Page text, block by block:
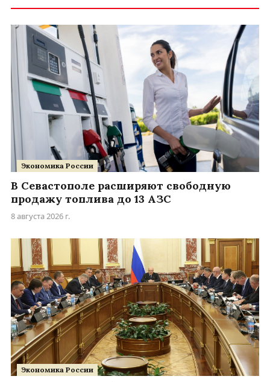
Экономика России
В Севастополе расширяют свободную
продажу топлива до 13 АЗС
8 августа 2026 г.
Экономика России